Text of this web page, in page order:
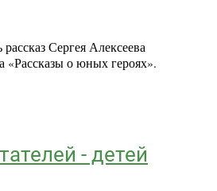
Сергея Алексеева
«Рассказы о юных героях».
- детей